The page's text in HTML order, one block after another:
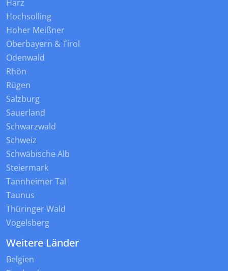
Harz
Hochsolling
Hoher Meißner
Oberbayern & Tirol
Odenwald
Rhön
Rügen
Salzburg
Sauerland
Schwarzwald
Schweiz
Schwäbische Alb
Steiermark
Tannheimer Tal
Taunus
Thüringer Wald
Vogelsberg
Weitere Länder
Belgien